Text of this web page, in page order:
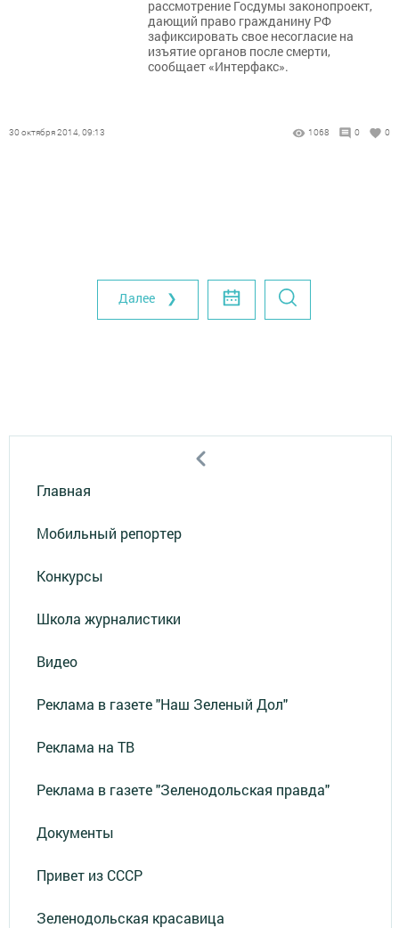
рассмотрение Госдумы законопроект,
дающий право гражданину РФ
зафиксировать свое несогласие на
изъятие органов после смерти,
сообщает «Интерфакс».
30 октября 2014, 09:13 1068 0 0
Далее ❯
Главная
Мобильный репортер
Конкурсы
Школа журналистики
Видео
Реклама в газете "Наш Зеленый Дол"
Реклама на ТВ
Реклама в газете "Зеленодольская правда"
Документы
Привет из СССР
Зеленодольская красавица